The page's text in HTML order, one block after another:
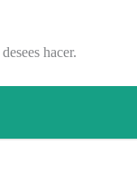
hacer.